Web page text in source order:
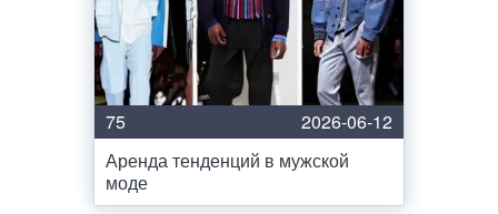
75
2026-06-12
Аренда тенденций в мужской
моде